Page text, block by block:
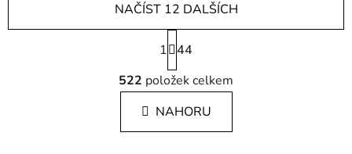
O
v
l
á
d
NAČÍST 12 DALŠÍCH
S
t
r
á
n
k
1 44
522 položek celkem
NAHORU